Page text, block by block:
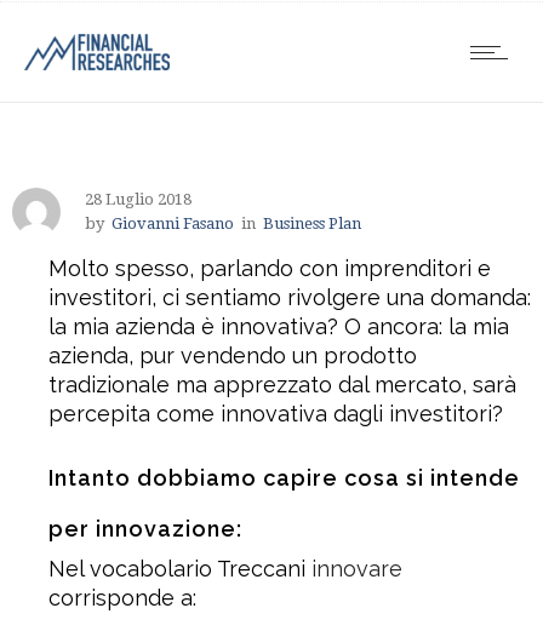
28 Luglio 2018
by Giovanni Fasano in Business Plan
Molto spesso, parlando con imprenditori e
investitori, ci sentiamo rivolgere una domanda:
la mia azienda è innovativa? O ancora: la mia
azienda, pur vendendo un prodotto
tradizionale ma apprezzato dal mercato, sarà
percepita come innovativa dagli investitori?
Intanto dobbiamo capire cosa si intende
per innovazione:
Nel vocabolario Treccani innovare
corrisponde a: